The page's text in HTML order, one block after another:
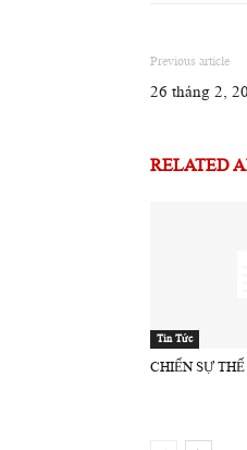
Previous article
26 tháng 2,
RELATED
Tin Tức
CHIẾN SỰ